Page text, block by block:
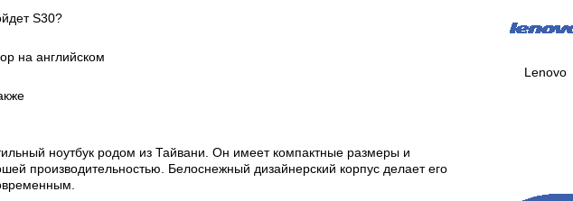
S30?
на английском
ноутбук родом из Тайвани. Он имеет компактные размеры и
производительностью. Белоснежный дизайнерский корпус делает его
Lenovo